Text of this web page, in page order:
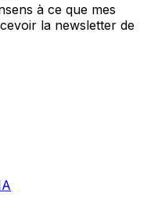
à ce que mes
la newsletter de